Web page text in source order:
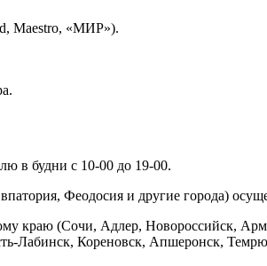
Maestro, «МИР»).
в будни с 10-00 до 19-00.
Феодосия и другие города)
краю (Сочи, Адлер, Новороссийск,
Лабинск, Кореновск, Апшеронск,